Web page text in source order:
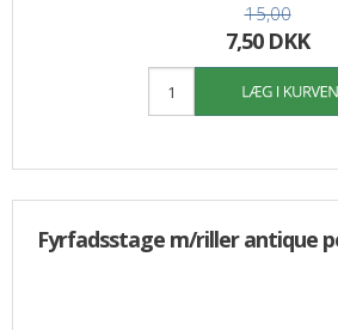
15,00
7,50 DKK
Fyrfadsstage m/riller antique